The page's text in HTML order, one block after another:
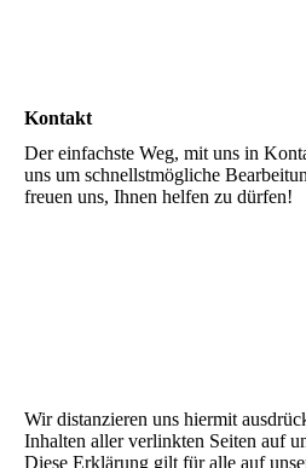
Kontakt
Der einfachste Weg, mit uns in
uns um schnellstmögliche
freuen uns, Ihnen helfen zu dürfen!
Wir distanzieren uns hiermit
Inhalten aller verlinkten Seiten auf
Diese Erklärung gilt für alle auf